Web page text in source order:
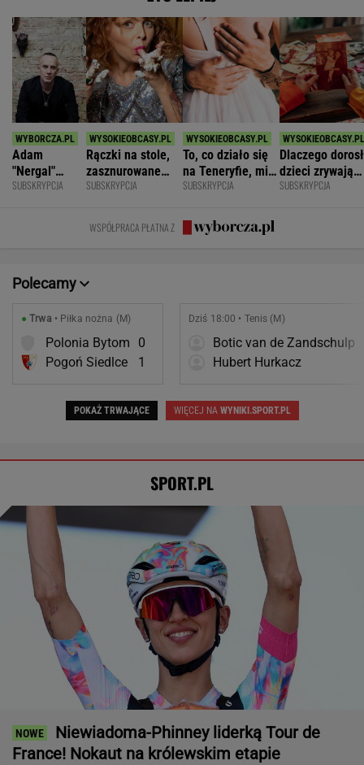
Adam
"Nergal"
Darski: Ja
SUBSKRYPCJA
Rączki na stole,
zasznurowane
usta. Byłam
dużej dyscyplinie
SUBSKRYPCJA
To, co działo się
na Teneryfie, mi
się należało. Nie
złe
SUBSKRYPCJA
Dlaczego
dzieci zrywają
kontakt z
SUBSKRYPCJA
WSPÓŁPRACA PŁATNA Z
Polecamy
●Trwa • Piłka nożna (M)
Polonia Bytom
0
Pogoń Siedlce
1
Dziś 18:00 • Tenis (M)
Botic van de Zandschulp
Hubert Hurkacz
POKAŻ TRWAJĄCE WIĘCEJ NA WYNIKI.SPORT.PL
SPORT.PL
Niewiadoma-Phinney liderką Tour de
France! Nokaut na królewskim etapie